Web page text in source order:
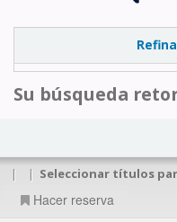
Su búsqueda
| | Seleccionar títulos
Hacer reserva